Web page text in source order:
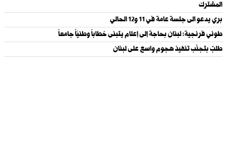
المشترك
بري يدعو الى جلسة عامة في 11 و12 الحالي
طوني فرنجية: لبنان بحاجة إلى إعلام يتبنى خطاباً وطنيّاً جامعاً
طلبٌ بتجنّب تنفيذ هجوم واسع على لبنان